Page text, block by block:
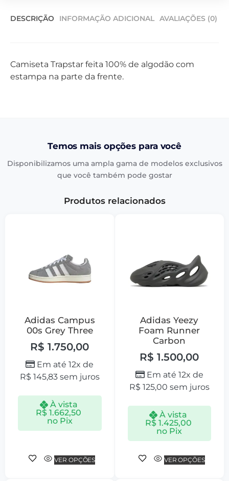
DESCRIÇÃO INFORMAÇÃO ADICIONAL AVALIAÇÕES (0)
Camiseta Trapstar feita 100% de algodão com
estampa na parte da frente.
Temos mais opções para você
Disponibilizamos uma ampla gama de modelos exclusivos
que você também pode gostar
Produtos relacionados
Adidas Campus
00s Grey Three
R$ 1.750,00
Em até 12x de
R$ 145,83sem juros
À vista
R$ 1.662,50
no Pix
VER OPÇÕES
Adidas Yeezy
Foam Runner
Carbon
R$ 1.500,00
Em até 12x de
R$ 125,00 sem juros
À vista
R$1.425,00
no Pix
VER OPÇÕES